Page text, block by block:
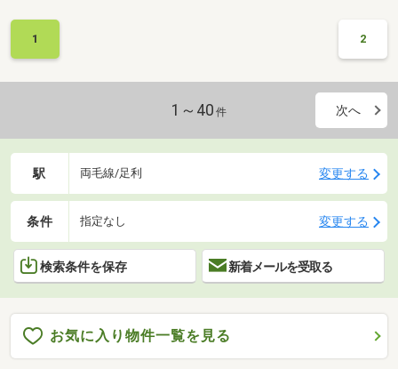
1 2
1～40 件 次へ
駅 両毛線/足利 変更する
条件 指定なし 変更する
検索条件を保存 新着メールを受取る
お気に入り物件一覧を見る